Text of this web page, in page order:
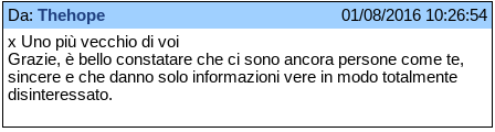
Da: Thehope
01/08/2016 10:26:54
x Uno più vecchio di voi
Grazie, è bello constatare che ci sono ancora persone come te,
sincere e che danno solo informazioni vere in modo totalmente
disinteressato.